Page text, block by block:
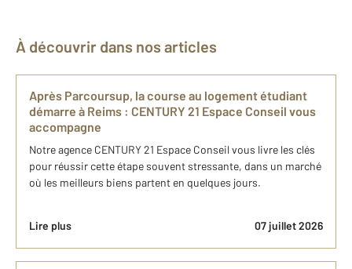
À découvrir dans nos articles
Après Parcoursup, la course au logement étudiant
démarre à Reims : CENTURY 21 Espace Conseil vous
accompagne
Notre agence CENTURY 21 Espace Conseil vous livre les clés
pour réussir cette étape souvent stressante, dans un marché
où les meilleurs biens partent en quelques jours.
Lire plus 07 juillet 2026